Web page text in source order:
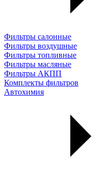
Фильтры салонные
Фильтры воздушные
Фильтры топливные
Фильтры масляные
Фильтры АКПП
Комплекты фильтров
Автохимия